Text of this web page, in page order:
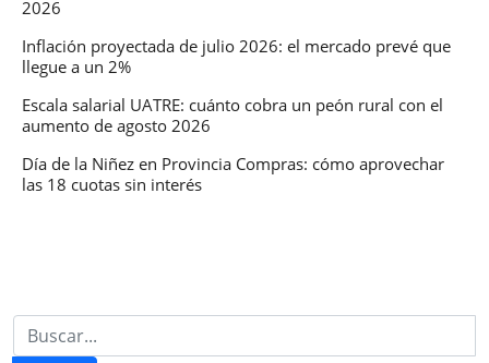
2026
Inflación proyectada de julio 2026: el mercado prevé que
llegue a un 2%
Escala salarial UATRE: cuánto cobra un peón rural con el
aumento de agosto 2026
Día de la Niñez en Provincia Compras: cómo aprovechar
las 18 cuotas sin interés